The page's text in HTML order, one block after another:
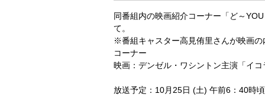
同番組内の映画紹介コーナー「ど～
て。
※番組キャスター高見侑里さんが映画
コーナー
映画：デンゼル・ワシントン主演「イコ
放送予定：10月25日 (土) 午前6：40時